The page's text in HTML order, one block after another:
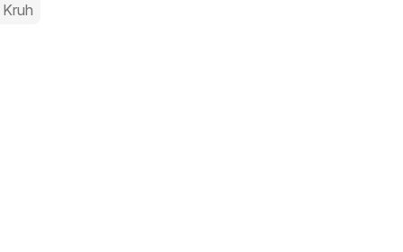
Kruh